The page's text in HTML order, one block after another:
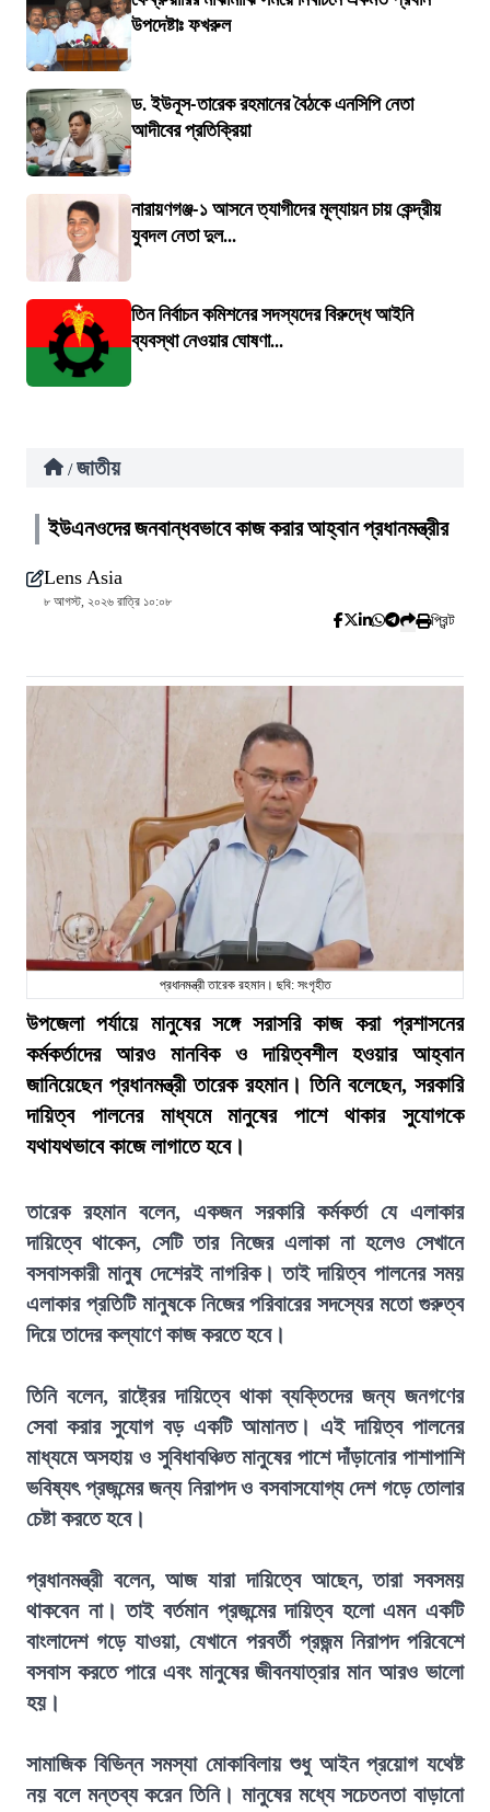
উপদেষ্টাঃ ফখরুল
ড. ইউনূস-তারেক রহমানের বৈঠকে এনসিপি নেতা
আদীবের প্রতিক্রিয়া
নারায়ণগঞ্জ-১ আসনে ত্যাগীদের মূল্যায়ন চায় কেন্দ্রীয়
যুবদল নেতা দুল...
তিন নির্বাচন কমিশনের সদস্যদের বিরুদ্ধে আইনি
ব্যবস্থা নেওয়ার ঘোষণা...
/ জাতীয়
ইউএনওদের জনবান্ধবভাবে কাজ করার আহ্বান প্রধানমন্ত্রীর
Lens Asia
৮ আগস্ট, ২০২৬ রাত্রি ১০:০৮
প্রিন্ট
প্রধানমন্ত্রী তারেক রহমান। ছবি: সংগৃহীত
উপজেলা পর্যায়ে মানুষের সঙ্গে সরাসরি কাজ করা প্রশাসনের
কর্মকর্তাদের আরও মানবিক ও দায়িত্বশীল হওয়ার আহ্বান
জানিয়েছেন প্রধানমন্ত্রী তারেক রহমান। তিনি বলেছেন, সরকারি
দায়িত্ব পালনের মাধ্যমে মানুষের পাশে থাকার সুযোগকে
যথাযথভাবে কাজে লাগাতে হবে।
তারেক রহমান বলেন, একজন সরকারি কর্মকর্তা যে এলাকার
দায়িত্বে থাকেন, সেটি তার নিজের এলাকা না হলেও সেখানে
বসবাসকারী মানুষ দেশেরই নাগরিক। তাই দায়িত্ব পালনের সময়
এলাকার প্রতিটি মানুষকে নিজের পরিবারের সদস্যের মতো গুরুত্ব
দিয়ে তাদের কল্যাণে কাজ করতে হবে।
তিনি বলেন, রাষ্ট্রের দায়িত্বে থাকা ব্যক্তিদের জন্য জনগণের
সেবা করার সুযোগ বড় একটি আমানত। এই দায়িত্ব পালনের
মাধ্যমে অসহায় ও সুবিধাবঞ্চিত মানুষের পাশে দাঁড়ানোর পাশাপাশি
ভবিষ্যৎ প্রজন্মের জন্য নিরাপদ ও বসবাসযোগ্য দেশ গড়ে তোলার
চেষ্টা করতে হবে।
প্রধানমন্ত্রী বলেন, আজ যারা দায়িত্বে আছেন, তারা সবসময়
থাকবেন না। তাই বর্তমান প্রজন্মের দায়িত্ব হলো এমন একটি
বাংলাদেশ গড়ে যাওয়া, যেখানে পরবর্তী প্রজন্ম নিরাপদ পরিবেশে
বসবাস করতে পারে এবং মানুষের জীবনযাত্রার মান আরও ভালো
হয়।
সামাজিক বিভিন্ন সমস্যা মোকাবিলায় শুধু আইন প্রয়োগ যথেষ্ট
নয় বলে মন্তব্য করেন তিনি। মানুষের মধ্যে সচেতনতা বাড়ানো